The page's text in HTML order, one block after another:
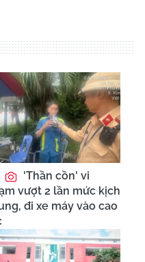
'Thần cồn' vi
vượt 2 lần mức kịch
đi xe máy vào cao